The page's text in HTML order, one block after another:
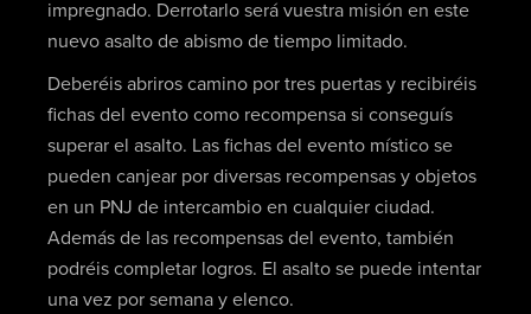
impregnado. Derrotarlo será vuestra misión en este
nuevo asalto de abismo de tiempo limitado.
Deberéis abriros camino por tres puertas y recibiréis
fichas del evento como recompensa si conseguís
superar el asalto. Las fichas del evento místico se
pueden canjear por diversas recompensas y objetos
en un PNJ de intercambio en cualquier ciudad.
Además de las recompensas del evento, también
podréis completar logros. El asalto se puede intentar
una vez por semana y elenco.